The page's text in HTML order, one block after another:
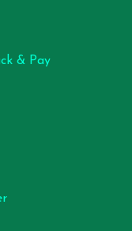
& Pay